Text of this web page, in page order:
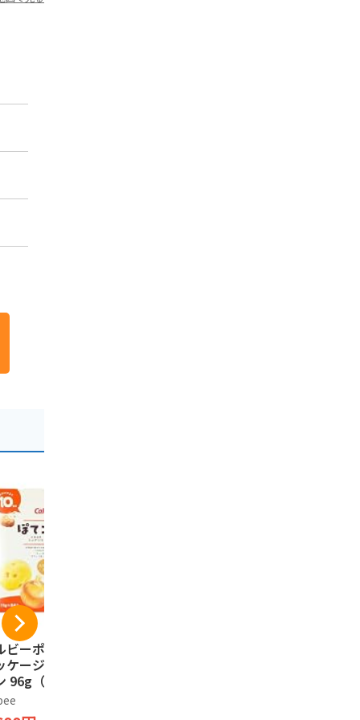
ビーポテト【新
ケージ】ぽてコ
96g（16g*6
箱